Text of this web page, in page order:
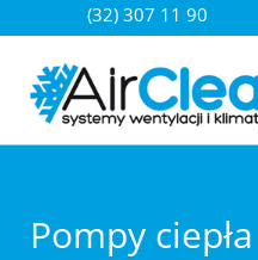
(32) 307 11 90
Pompy